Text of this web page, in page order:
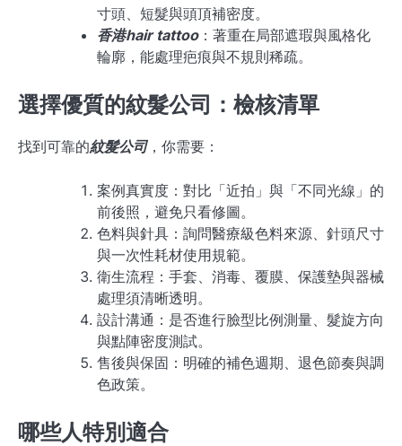
寸頭、短髮與頭頂補密度。
香港hair tattoo：著重在局部遮瑕與風格化
輪廓，能處理疤痕與不規則稀疏。
選擇優質的紋髮公司：檢核清單
找到可靠的紋髮公司，你需要：
案例真實度：對比「近拍」與「不同光線」的
前後照，避免只看修圖。
色料與針具：詢問醫療級色料來源、針頭尺寸
與一次性耗材使用規範。
衛生流程：手套、消毒、覆膜、保護墊與器械
處理須清晰透明。
設計溝通：是否進行臉型比例測量、髮旋方向
與點陣密度測試。
售後與保固：明確的補色週期、退色節奏與調
色政策。
哪些人特別適合